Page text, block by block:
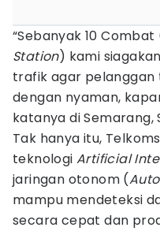
“Sebanyak 10 Combat
Station) kami
trafik agar
dengan nyaman,
katanya di
Tak hanya itu,
teknologiArtificial
jaringan otonom (
mampu mendeteksi
secara cepat dan